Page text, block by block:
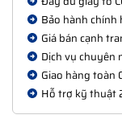
5 câu hỏi
900G
1. FortiGate 900G
Không, thiết bị
Bảo hành chính
Giá bán cạnh
Dịch vụ chuyên
Giao hàng toàn
Hỗ trợ kỹ thuật